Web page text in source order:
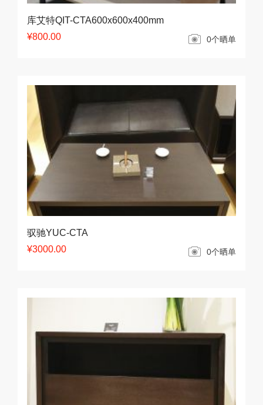
库艾特QIT-CTA600x600x400mm
¥800.00
0个晒单
驭驰YUC-CTA
¥3000.00
0个晒单